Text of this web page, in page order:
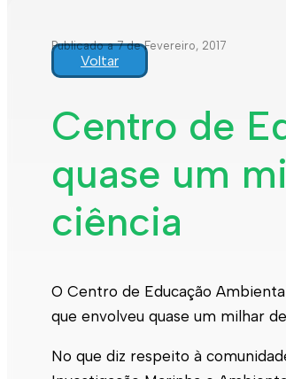
Recolha de resíduos
Comunicação de
Rede de
Rede de águas
Rede de águas pluviais
Limpeza urbana
Gestão de resíduos
Espaços verdes
Sustentabilidade
Empreitadas
Qualidade da água
Contactos
Publicado a 7 de Fevereiro, 2017
Voltar
Centro de
quase um
ciência
O Centro de Educação
que envolveu quase um milhar
No que diz respeito à